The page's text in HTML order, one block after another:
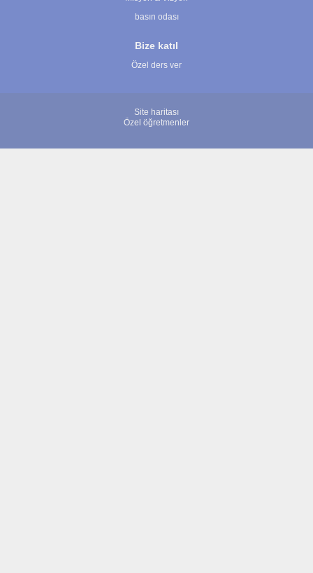
basın odası
Bize katıl
Özel ders ver
Site haritası
Özel öğretmenler